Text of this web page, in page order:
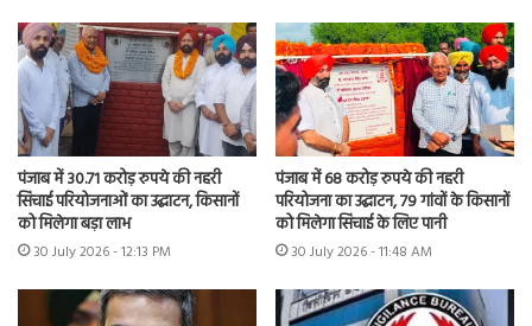
पंजाब में 30.71 करोड़ रुपये की नहरी
सिंचाई परियोजनाओं का उद्घाटन, किसानों
को मिलेगा बड़ा लाभ
30 July 2026 - 12:13 PM
पंजाब में 68 करोड़ रुपये की नहरी
परियोजना का उद्घाटन, 79 गांवों के किसानों
को मिलेगा सिंचाई के लिए पानी
30 July 2026 - 11:48 AM